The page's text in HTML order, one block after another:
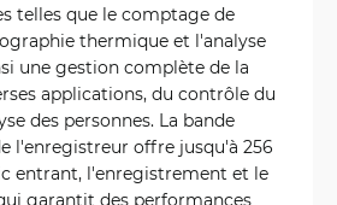
telles que le comptage de
thermique et l'analyse
une gestion complète de la
applications, du contrôle du
des personnes. La bande
l'enregistreur offre jusqu'à 256
entrant, l'enregistrement et le
garantit des performances